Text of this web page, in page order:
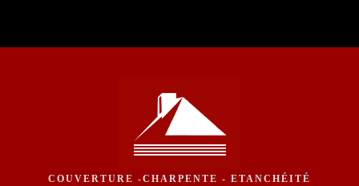
COUVERTURE -CHARPENTE - ETANCHÉITÉ